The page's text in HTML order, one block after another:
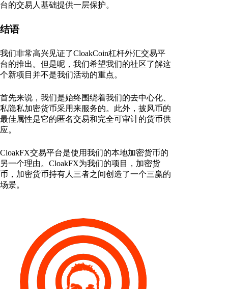
台的交易人基础提供一层保护。
结语
我们非常高兴见证了CloakCoin杠杆外汇交易平
台的推出。但是呢，我们希望我们的社区了解这
个新项目并不是我们活动的重点。
首先来说，我们是始终围绕着我们的去中心化、
私隐私加密货币采用来服务的。此外，披风币的
最佳属性是它的匿名交易和完全可审计的货币供
应。
CloakFX交易平台是使用我们的本地加密货币的
另一个理由。CloakFX为我们的项目，加密货
币，加密货币持有人三者之间创造了一个三赢的
场景。